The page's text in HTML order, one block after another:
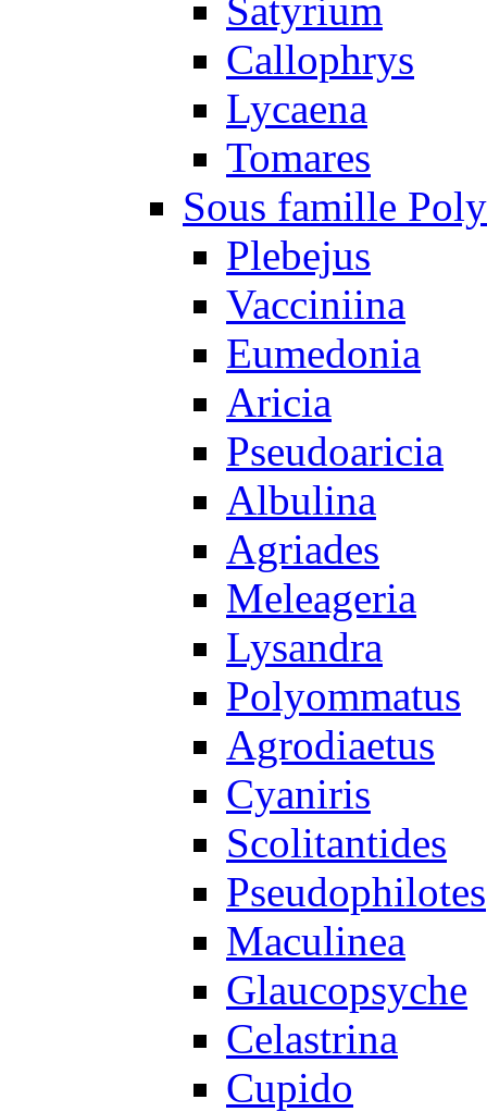
Satyrium
Callophrys
Lycaena
Tomares
Sous famille
Plebejus
Vacciniina
Eumedonia
Aricia
Pseudoaricia
Albulina
Agriades
Meleageria
Lysandra
Polyommatus
Agrodiaetus
Cyaniris
Scolitantides
Pseudophilotes
Maculinea
Glaucopsyche
Celastrina
Cupido